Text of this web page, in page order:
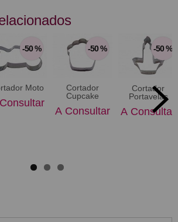
-50 %
Moto
-50 %
Cortador
Cupcake
A Consultar
-50 %
Cortador
Portavelas
A Consultar